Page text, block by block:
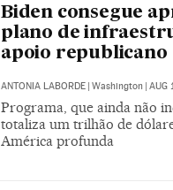
Biden consegue
plano de
apoio republicano
ANTONIA LABORDE Washington AUG
Programa, que ainda não
totaliza um trilhão de
América profunda